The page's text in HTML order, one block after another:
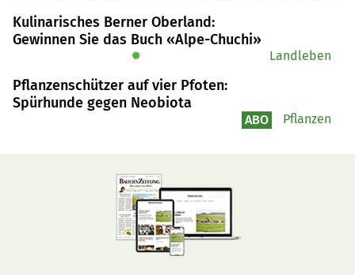
Kulinarisches Berner Oberland:
Gewinnen Sie das Buch «Alpe-Chuchi»
✹ Landleben
Pflanzenschützer auf vier Pfoten:
Spürhunde gegen Neobiota
ABO Pflanzen